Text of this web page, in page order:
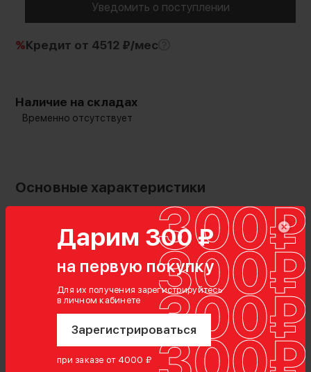
Дарим 300 ₽
на первую покупку
Для их получения зарегистрируйтесь
в личном кабинете
Зарегистрироваться
при заказе от 4000 ₽
Уведомить о поступлении
%Кредит от 4512 ₽/мес
Наличие на складах
Временно отсутствует
Основные характеристики
Описание Характеристики